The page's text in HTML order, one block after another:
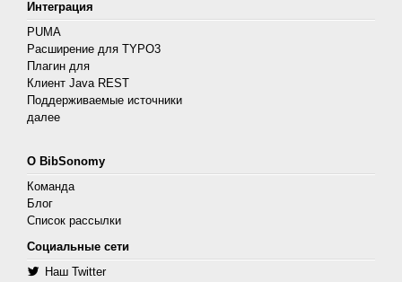
Интеграция
PUMA
Расширение для TYPO3
Плагин для
Клиент Java REST
Поддерживаемые источники
далее
О BibSonomy
Команда
Блог
Список рассылки
Социальные сети
Наш Twitter